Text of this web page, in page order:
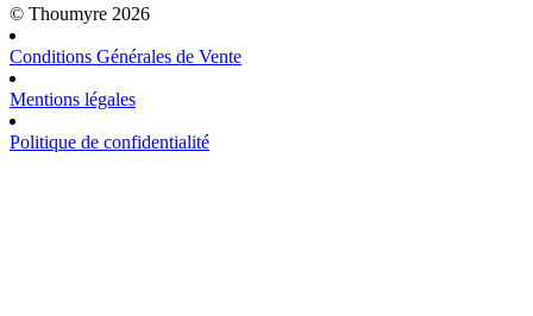
© Thoumyre 2026
Conditions Générales de Vente
Mentions légales
Politique de confidentialité